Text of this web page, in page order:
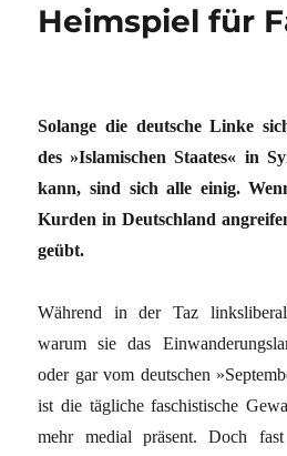
Heimspiel für
Solange die deutsche Linke
des »Islamischen Staates« in
kann, sind sich alle einig.
Kurden in Deutschland
geübt.
Während in der Taz
warum sie das
oder gar vom deutschen
ist die tägliche faschistische
mehr medial präsent. Doch